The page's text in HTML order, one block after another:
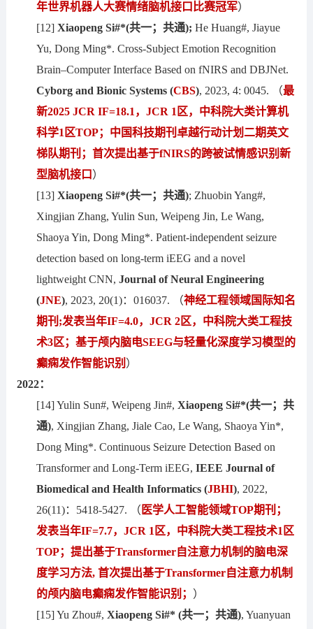
年世界机器人大赛情绪脑机接口比赛冠军）
[12] Xiaopeng Si#*(共一；共通); He Huang#, Jiayue
Yu, Dong Ming*. Cross-Subject Emotion Recognition
Brain–Computer Interface Based on fNIRS and DBJNet.
Cyborg and Bionic Systems (CBS), 2023, 4: 0045. （最
新2025 JCR IF=18.1， JCR 1区，中科院大类计算机
科学1区TOP；中国科技期刊卓越行动计划二期英文
梯队期刊；首次提出基于fNIRS的跨被试情感识别新
型脑机接口 ）
[13] Xiaopeng Si#*(共一；共通); Zhuobin Yang#,
Xingjian Zhang, Yulin Sun, Weipeng Jin, Le Wang,
Shaoya Yin, Dong Ming*. Patient-independent seizure
detection based on long-term iEEG and a novel
lightweight CNN, Journal of Neural Engineering
(JNE), 2023, 20(1)：016037. （神经工程领域国际知名
期刊 ;发表当年IF=4.0，JCR 2区，中科院大类工程技
术3区；基于颅内脑电SEEG与轻量化深度学习模型的
癫痫发作智能识别 ）
2022：
[14] Yulin Sun#, Weipeng Jin#, Xiaopeng Si#*(共一；共
通), Xingjian Zhang, Jiale Cao, Le Wang, Shaoya Yin*,
Dong Ming*. Continuous Seizure Detection Based on
Transformer and Long-Term iEEG, IEEE Journal of
Biomedical and Health Informatics(JBHI), 2022,
26(11)：5418-5427. （ 医学人工智能领域TOP期刊；
发表当年IF=7.7，JCR 1区，中科院大类工程技术1区
TOP； 提出基于Transformer自注意力机制 的脑电深
度学习方法, 首次提出基于Transformer自注意力机制
的颅内脑电癫痫发作智能识别； ）
[15] Yu Zhou#, Xiaopeng Si#* (共一；共通), Yuanyuan